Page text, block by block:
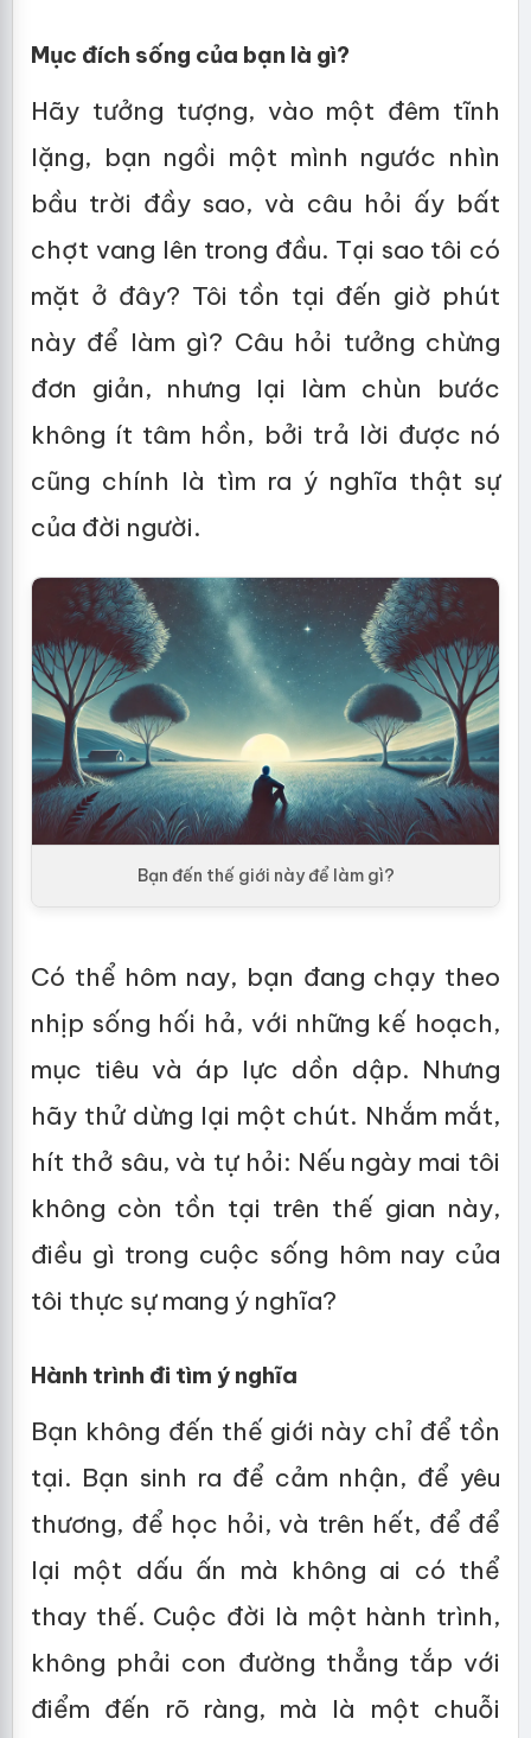
Mục đích sống của bạn là gì?
Hãy tưởng tượng, vào một đêm tĩnh
lặng, bạn ngồi một mình ngước nhìn
bầu trời đầy sao, và câu hỏi ấy bất
chợt vang lên trong đầu. Tại sao tôi có
mặt ở đây? Tôi tồn tại đến giờ phút
này để làm gì? Câu hỏi tưởng chừng
đơn giản, nhưng lại làm chùn bước
không ít tâm hồn, bởi trả lời được nó
cũng chính là tìm ra ý nghĩa thật sự
của đời người.
Bạn đến thế giới này để làm gì?
Có thể hôm nay, bạn đang chạy theo
nhịp sống hối hả, với những kế hoạch,
mục tiêu và áp lực dồn dập. Nhưng
hãy thử dừng lại một chút. Nhắm mắt,
hít thở sâu, và tự hỏi: Nếu ngày mai tôi
không còn tồn tại trên thế gian này,
điều gì trong cuộc sống hôm nay của
tôi thực sự mang ý nghĩa?
Hành trình đi tìm ý nghĩa
Bạn không đến thế giới này chỉ để tồn
tại. Bạn sinh ra để cảm nhận, để yêu
thương, để học hỏi, và trên hết, để để
lại một dấu ấn mà không ai có thể
thay thế. Cuộc đời là một hành trình,
không phải con đường thẳng tắp với
điểm đến rõ ràng, mà là một chuỗi